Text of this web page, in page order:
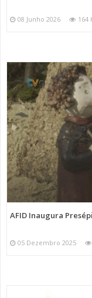
08 Junho 2026 164
AFID Inaugura
05 Dezembro 2025